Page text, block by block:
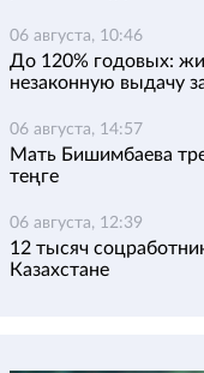
06 августа, 10:46
До 120% годовых:
незаконную выдачу
06 августа, 14:57
Мать Бишимбаева
теңге
06 августа, 12:39
12 тысяч
Казахстане